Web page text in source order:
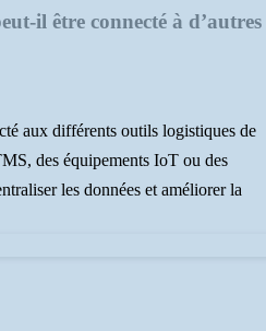
il être connecté à d’autres
aux différents outils logistiques de
des équipements IoT ou des
les données et améliorer la